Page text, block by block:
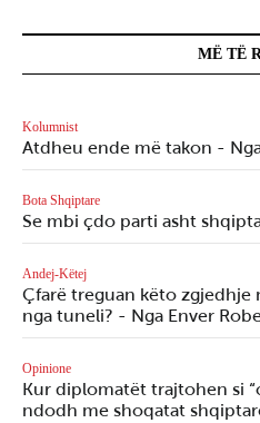
MË TË
Kolumnist
Atdheu ende më takon -
Bota Shqiptare
Se mbi çdo parti asht
Andej-Këtej
Çfarë treguan këto zgjedhje
nga tuneli? - Nga Enver
Opinione
Kur diplomatët trajtohen si
ndodh me shoqatat